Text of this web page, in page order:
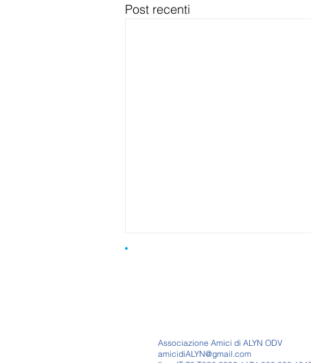
Post recenti
Associazione Amici di ALYN ODV
amicidiALYN@gmail.com